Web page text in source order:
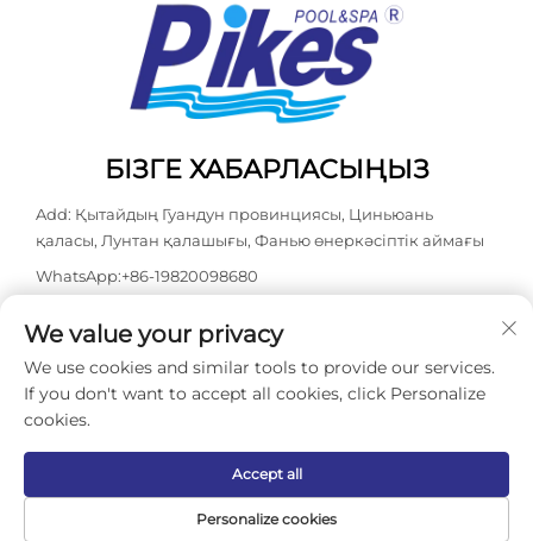
БІЗГЕ ХАБАРЛАСЫҢЫЗ
Add: Қытайдың Гуандун провинциясы, Циньюань
қаласы, Лунтан қалашығы, Фанью өнеркәсіптік аймағы
WhatsApp:+86-19820098680
Электрондық пошта:[email protected]
© 2026 жыл, Гуандун Kasdaly Асулар менен бассейн
жабдықтары ЖШС. Барлық құқықтар қорғалған. -Жеке
деректерді қорғау саясаты
We value your privacy
We use cookies and similar tools to provide our services.
If you don't want to accept all cookies, click Personalize
cookies.
Personalize cookies
Accept all